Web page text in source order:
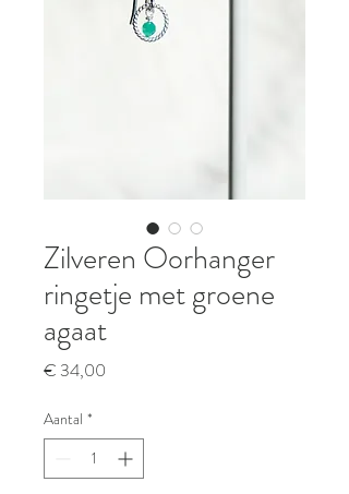
Zilveren Oorhanger
ringetje met groene
agaat
€ 34,00
Aantal *